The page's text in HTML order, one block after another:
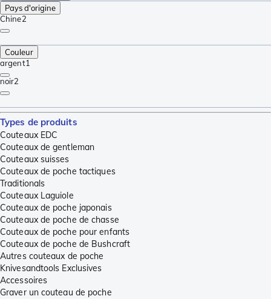
Pays d'origine
Chine2
Couleur
argent1
noir2
Types de produits
Couteaux EDC
Couteaux de gentleman
Couteaux suisses
Couteaux de poche tactiques
Traditionals
Couteaux Laguiole
Couteaux de poche japonais
Couteaux de poche de chasse
Couteaux de poche pour enfants
Couteaux de poche de Bushcraft
Autres couteaux de poche
Knivesandtools Exclusives
Accessoires
Graver un couteau de poche